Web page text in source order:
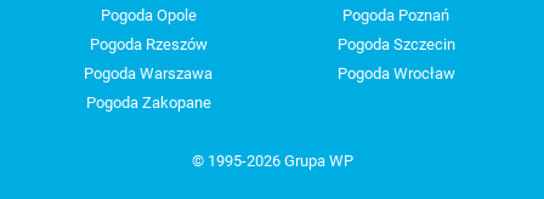
Pogoda Opole
Pogoda Poznań
Pogoda Rzeszów
Pogoda Szczecin
Pogoda Warszawa
Pogoda Wrocław
Pogoda Zakopane
© 1995-2026 Grupa WP